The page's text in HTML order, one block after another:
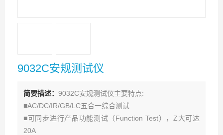
9032C安规测试仪
简要描述： 9032C安规测试仪主要特点:
■AC/DC/IR/GB/LC五合一综合测试
■可同步进行产品功能测试（Function Test），Z大可达
20A